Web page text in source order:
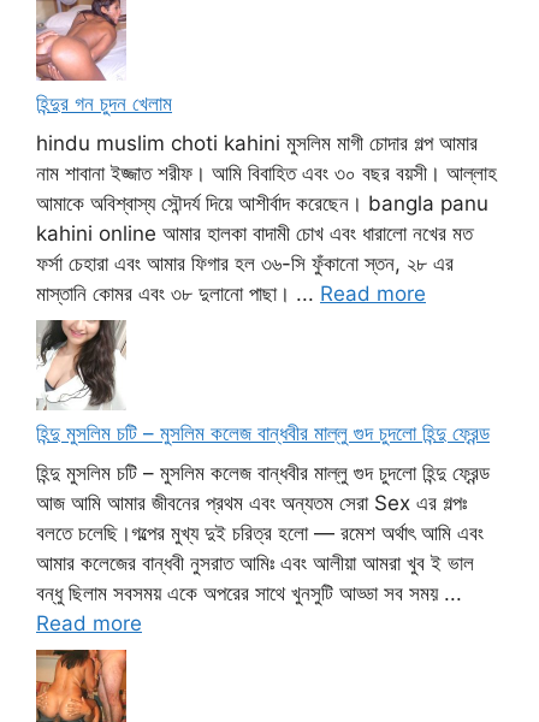
হিন্দুর গন চুদন খেলাম
hindu muslim choti kahini মুসলিম মাগী চোদার গল্প আমার
নাম শাবানা ইজ্জাত শরীফ। আমি বিবাহিত এবং ৩০ বছর বয়সী। আল্লাহ
আমাকে অবিশ্বাস্য সৌন্দর্য দিয়ে আশীর্বাদ করেছেন। bangla panu
kahini online আমার হালকা বাদামী চোখ এবং ধারালো নখের মত
ফর্সা চেহারা এবং আমার ফিগার হল ৩৬-সি ফুঁকানো স্তন, ২৮ এর
মাস্তানি কোমর এবং ৩৮ দুলানো পাছা। ... Read more
হিন্দু মুসলিম চটি – মুসলিম কলেজ বান্ধবীর মাল্লু গুদ চুদলো হিন্দু ফ্রেন্ড
হিন্দু মুসলিম চটি – মুসলিম কলেজ বান্ধবীর মাল্লু গুদ চুদলো হিন্দু ফ্রেন্ড
আজ আমি আমার জীবনের প্রথম এবং অন্যতম সেরা Sex এর গল্পঃ
বলতে চলেছি।গল্পের মুখ্য দুই চরিত্র হলো — রমেশ অর্থাৎ আমি এবং
আমার কলেজের বান্ধবী নুসরাত আমিঃ এবং আলীয়া আমরা খুব ই ভাল
বন্ধু ছিলাম সবসময় একে অপরের সাথে খুনসুটি আড্ডা সব সময় ...
Read more